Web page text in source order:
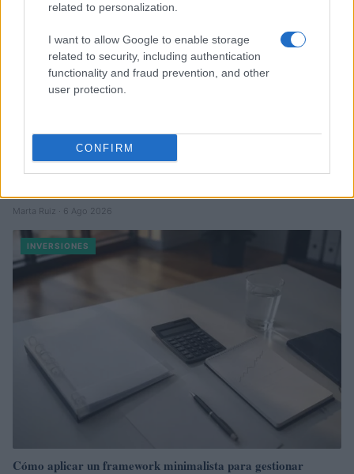
related to personalization.
I want to allow Google to enable storage
related to security, including authentication
functionality and fraud prevention, and other
user protection.
CONFIRM
Diferencias entre análisis técnico y fundamental: cuándo
Marta Ruiz · 6 Ago 2026
INVERSIONES
Cómo aplicar un framework minimalista para gestionar